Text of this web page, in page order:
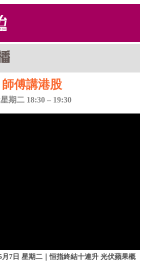
師傅講港股
期二 18:30 – 19:30
月7日 星期二｜恒指終結十連升 光伏蘋果概